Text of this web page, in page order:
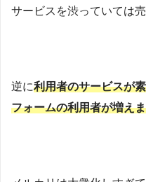
サービスを渋っていては
逆に利用者のサービスが
フォームの利用者が増え